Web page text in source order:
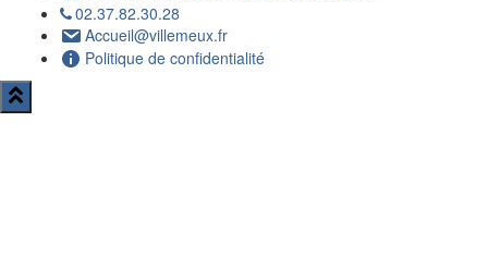
02.37.82.30.28
Accueil@villemeux.fr
Politique de confidentialité